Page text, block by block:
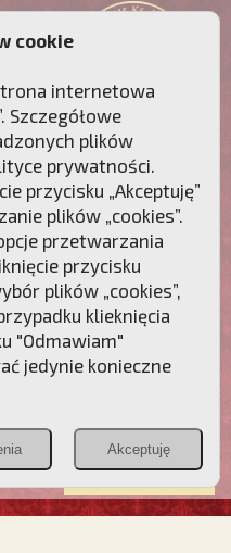
Polaków!
Przymierze
WESPRZYJ
NAS
cookie
internetowa
Szczegółowe
plików
prywatności.
przycisku „Akceptuję”
plików „cookies”.
przetwarzania
przycisku
plików „cookies”,
klieknięcia
"Odmawiam"
jedynie konieczne
Akceptuję